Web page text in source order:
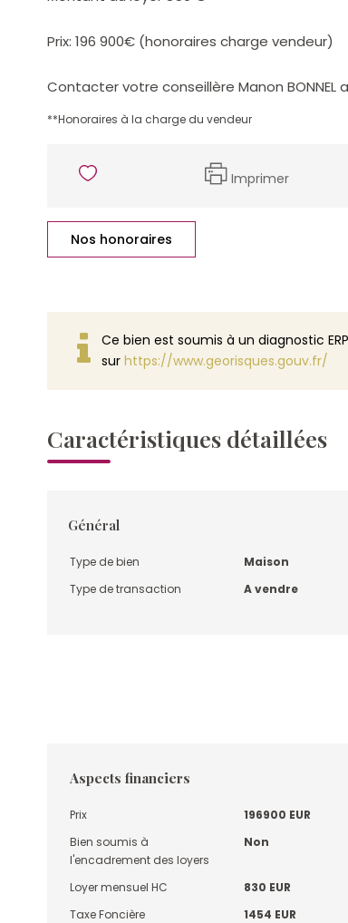
Prix: 196 900€ (honoraires charge vendeur)
Contacter votre conseillère Manon BONNEL
**Honoraires à la charge du vendeur
Imprimer
Nos honoraires
Ce bien est soumis à un diagnostic
sur https://www.georisques.gouv.fr/
Caractéristiques détaillées
Général
Type de bien
Maison
Type de transaction
A vendre
Aspects financiers
Prix
196900 EUR
Bien soumis à
l'encadrement des loyers
Non
Loyer mensuel HC
830 EUR
Taxe Foncière
1454 EUR